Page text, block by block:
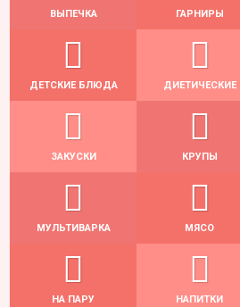
ВЫПЕЧКА ГАРНИРЫ
ДЕТСКИЕ БЛЮДА ДИЕТИЧЕСКИЕ
ЗАКУСКИ КРУПЫ
МУЛЬТИВАРКА МЯСО
НА ПАРУ НАПИТКИ